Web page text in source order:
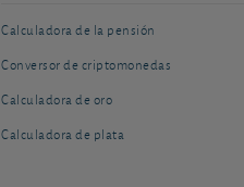
Calculadora de la pensión
Conversor de criptomonedas
Calculadora de oro
Calculadora de plata